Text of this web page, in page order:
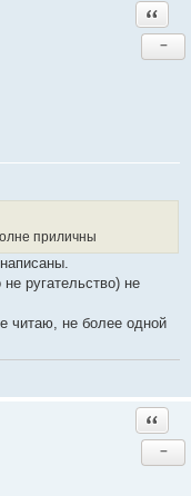
−
приличны
ругательство) не
читаю, не более одной
−